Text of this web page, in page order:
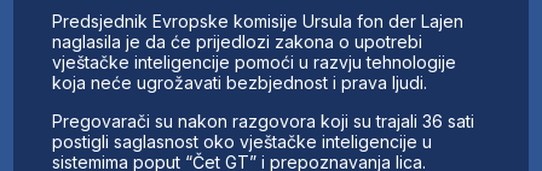
Predsjednik Evropske komisije Ursula fon der Lajen
naglasila je da će prijedlozi zakona o upotrebi
vještačke inteligencije pomoći u razvju tehnologije
koja neće ugrožavati bezbjednost i prava ljudi.
Pregovarači su nakon razgovora koji su trajali 36 sati
postigli saglasnost oko vještačke inteligencije u
sistemima poput “Čet GT” i prepoznavanja lica.